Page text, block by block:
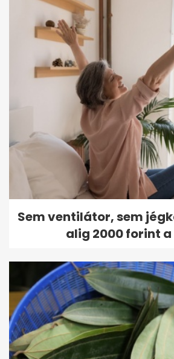
Sem ventilátor, sem
alig 2000 forint a